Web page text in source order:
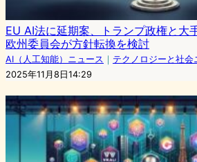
EU AI法に延期案、トランプ政権と大
欧州委員会が方針転換を検討
AI（人工知能）ニュース ｜ テクノロジーと社会
2025年11月8日14:29